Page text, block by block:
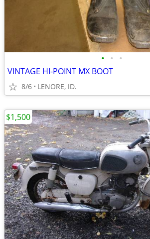
• • •
VINTAGE HI-POINT MX BOOT
8/6 LENORE, ID.
$1,500